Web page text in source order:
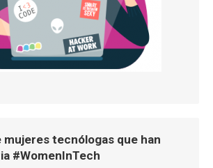
tecnólogas que han
#WomenInTech